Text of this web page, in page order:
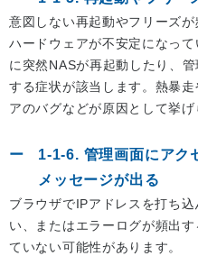
意図しない再起動やフリーズ
ハードウェアが不安定になっ
に突然NASが再起動したり、
する症状が該当します。熱暴
アのバグなどが原因として挙げ
1-1-6. 管理画面にアク
メッセージが出る
ブラウザでIPアドレスを打ち
い、またはエラーログが頻出
ていない可能性があります。